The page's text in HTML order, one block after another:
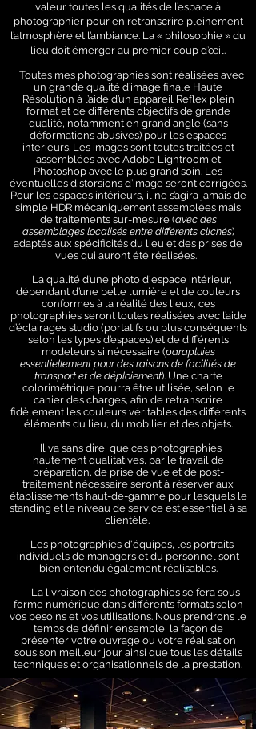
valeur toutes les qualités de l’espace à
photographier pour en retranscrire pleinement
l’atmosphère et l’ambiance. La « philosophie » du
lieu doit émerger au premier coup d’œil.
Toutes mes photographies sont réalisées avec
un grande qualité d’image finale Haute
Résolution à l’aide d’un appareil Reflex plein
format et de différents objectifs de grande
qualité, notamment en grand angle (sans
déformations abusives) pour les espaces
intérieurs. Les images sont toutes traitées et
assemblées avec Adobe Lightroom et
Photoshop avec le plus grand soin. Les
éventuelles distorsions d’image seront corrigées.
Pour les espaces intérieurs, il ne s’agira jamais de
simple HDR mécaniquement assemblées mais
de traitements sur-mesure (avec des
assemblages localisés entre différents clichés)
adaptés aux spécificités du lieu et des prises de
vues qui auront été réalisées.
La qualité d’une photo d'espace intérieur,
dépendant d’une belle lumière et de couleurs
conformes à la réalité des lieux, ces
photographies seront toutes réalisées avec l’aide
d’éclairages studio (portatifs ou plus conséquents
selon les types d’espaces) et de différents
modeleurs si nécessaire (parapluies
essentiellement pour des raisons de facilités de
transport et de déploiement). Une charte
colorimétrique pourra être utilisée, selon le
cahier des charges, afin de retranscrire
fidèlement les couleurs véritables des différents
éléments du lieu, du mobilier et des objets.
Il va sans dire, que ces photographies
hautement qualitatives, par le travail de
préparation, de prise de vue et de post-
traitement nécessaire seront à réserver aux
établissements haut-de-gamme pour lesquels le
standing et le niveau de service est essentiel à sa
clientèle.
Les photographies d'équipes, les portraits
individuels de managers et du personnel sont
bien entendu également réalisables.
La livraison des photographies se fera sous
forme numérique dans différents formats selon
vos besoins et vos utilisations. Nous prendrons le
temps de définir ensemble, la façon de
présenter votre ouvrage ou votre réalisation
sous son meilleur jour ainsi que tous les détails
techniques et organisationnels de la prestation.